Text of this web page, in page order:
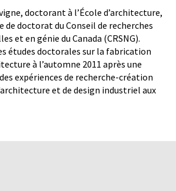
doctorant à l’École d’architecture,
de doctorat du Conseil de recherches
et en génie du Canada (CRSNG).
études doctorales sur la fabrication
à l’automne 2011 après une
expériences de recherche-création
et de design industriel aux